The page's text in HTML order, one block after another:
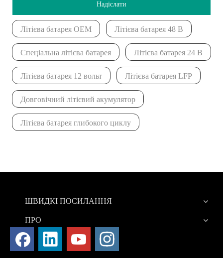
Надіслати
Літієва батарея OEM Літієва батарея 48 В
Спеціальна літієва батарея Літієва батарея 24 В
Літієва батарея 12 вольт Літієва батарея LFP
Довговічний літієвий акумулятор
Літієва батарея глибокого циклу
ШВИДКІ ПОСИЛАННЯ
ПРО